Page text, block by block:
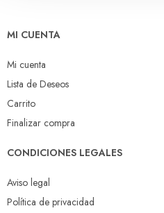
MI CUENTA
Mi cuenta
Lista de Deseos
Carrito
Finalizar compra
CONDICIONES LEGALES
Aviso legal
Política de privacidad